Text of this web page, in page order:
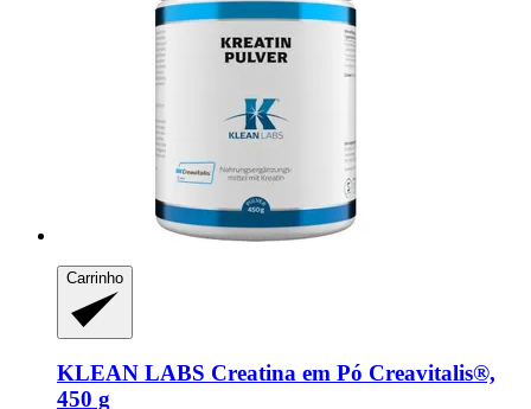
Carrinho
KLEAN LABS Creatina em Pó Creavitalis®,
450 g